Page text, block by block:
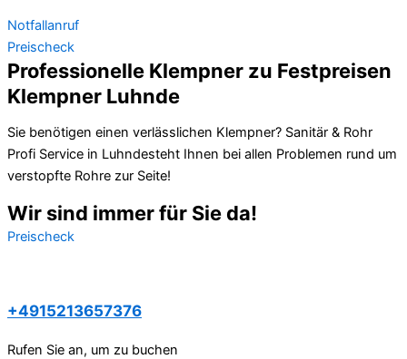
Notfallanruf
Preischeck
Professionelle Klempner zu Festpreisen
Klempner Luhnde
Sie benötigen einen verlässlichen Klempner? Sanitär & Rohr
Profi Service in Luhndesteht Ihnen bei allen Problemen rund um
verstopfte Rohre zur Seite!
Wir sind immer für Sie da!
Preischeck
+4915213657376
Rufen Sie an, um zu buchen